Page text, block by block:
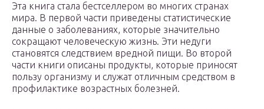
Эта книга стала бестселлером во многих странах
мира. В первой части приведены статистические
данные о заболеваниях, которые значительно
сокращают человеческую жизнь. Эти недуги
становятся следствием вредной пищи. Во второй
части книги описаны продукты, которые приносят
пользу организму и служат отличным средством в
профилактике возрастных болезней.